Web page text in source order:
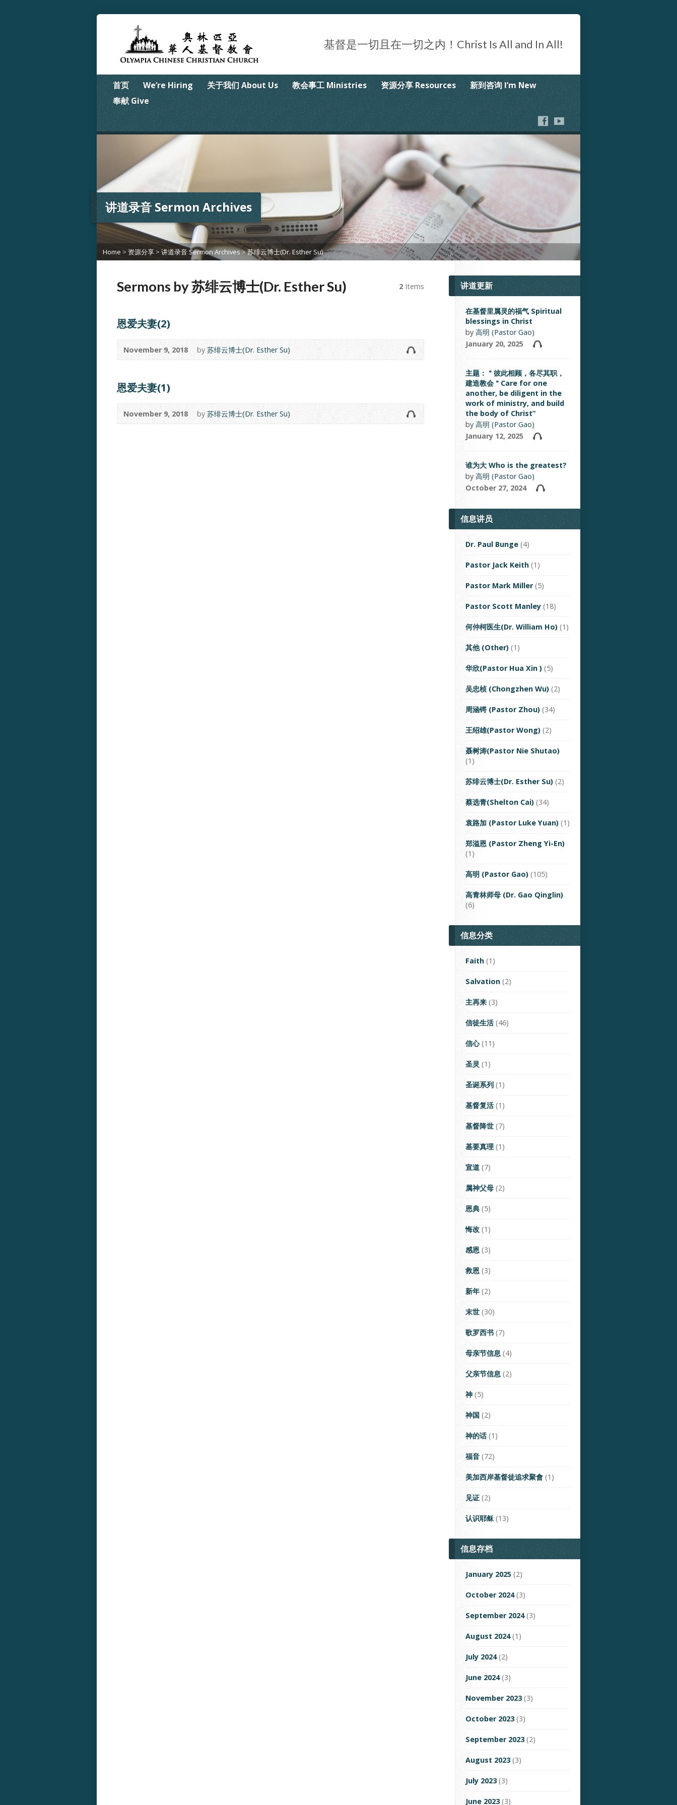
基督是一切且在一切之内！Christ Is All and In All!
首页 We’re Hiring 关于我们 About Us 教会事工 Ministries 资源分享 Resources
新到咨询 I’m New
奉献 Give
讲道录音 Sermon Archives
Home > 资源分享 > 讲道录音 Sermon Archives>苏绯云博士(Dr. Esther Su)
Sermons by 苏绯云博士(Dr. Esther Su) 2 Items
恩爱夫妻(2)
November 9, 2018 by苏绯云博士(Dr. Esther Su)
恩爱夫妻(1)
November 9, 2018 by苏绯云博士(Dr. Esther Su)
讲道更新
在基督里属灵的福气 Spiritual
blessings in Christ
by 高明 (Pastor Gao)
January 20, 2025
主题：＂彼此相顾，各尽其职，
建造教会＂Care for one
another, be diligent in the
work of ministry, and build
the body of Christ”
by 高明 (Pastor Gao)
January 12, 2025
谁为大 Who is the greatest?
by 高明 (Pastor Gao)
October 27, 2024
信息讲员
Dr. Paul Bunge (4)
Pastor Jack Keith (1)
Pastor Mark Miller(5)
Pastor Scott Manley (18)
何仲柯医生(Dr. William Ho) (1)
其他 (Other) (1)
华欣(Pastor Hua Xin ) (5)
吴忠桢 (Chongzhen Wu) (2)
周涵锷 (Pastor Zhou) (34)
王绍雄(Pastor Wong) (2)
聂树涛(Pastor Nie Shutao)
(1)
苏绯云博士(Dr. Esther Su) (2)
蔡选青(Shelton Cai) (34)
袁路加 (Pastor Luke Yuan) (1)
郑溢恩 (Pastor Zheng Yi-En)
(1)
高明 (Pastor Gao) (105)
高青林师母 (Dr. Gao Qinglin)
(6)
信息分类
Faith (1)
Salvation (2)
主再来 (3)
信徒生活(46)
信心(11)
圣灵 (1)
圣诞系列 (1)
基督复活(1)
基督降世 (7)
基要真理 (1)
宣道 (7)
属神父母 (2)
恩典 (5)
悔改 (1)
感恩 (3)
救恩 (3)
新年 (2)
末世 (30)
歌罗西书 (7)
母亲节信息 (4)
父亲节信息 (2)
神 (5)
神国 (2)
神的话(1)
福音 (72)
美加西岸基督徒追求聚會 (1)
见证 (2)
认识耶稣(13)
信息存档
January 2025 (2)
October 2024(3)
September 2024(3)
August 2024(1)
July 2024(2)
June 2024(3)
November 2023(3)
October 2023(3)
September 2023(2)
August 2023(3)
July 2023(3)
June 2023(3)